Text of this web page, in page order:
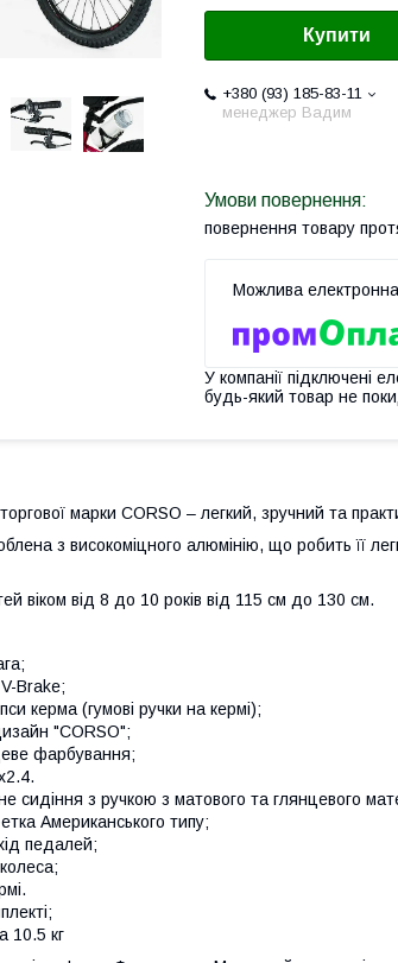
Купити
+380 (93) 185-83-11
менеджер Вадим
повернення товару
У компанії підключені
будь-який товар не
марки CORSO – легкий, зручний та
з високоміцного алюмінію, що робить її
віком від 8 до 10 років від 115 см до 130 см.
Brake;
керма (гумові ручки на кермі);
"CORSO";
фарбування;
сидіння з ручкою з матового та глянцевого
Американського типу;
педалей;
10.5 кг